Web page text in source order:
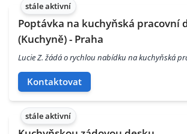
stále aktivní
Poptávka na kuchyňská pracovní
(Kuchyně) - Praha
Lucie Z. žádá o rychlou nabídku na kuchyňská
Kontaktovat
stále aktivní